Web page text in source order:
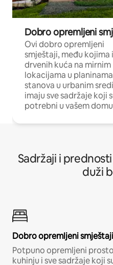
Dobro opremljeni
Ovi dobro opremljeni
smještaji, među kojima
drvenih kuća na mirnim
lokacijama u
stanova u urbanim
imaju sve sadržaje koji
potrebni u vašem
Sadržaji i
duži
Dobro opremljeni smještaji
Potpuno opremljeni
kuhinju i sve sadržaje koji